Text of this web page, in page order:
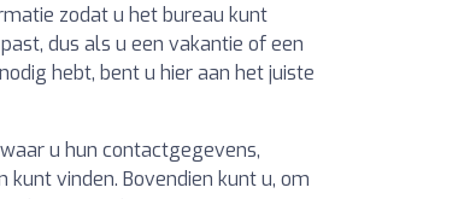
zodat u het bureau kunt
dus als u een vakantie of een
hebt, bent u hier aan het juiste
u hun contactgegevens,
kunt vinden. Bovendien kunt u, om